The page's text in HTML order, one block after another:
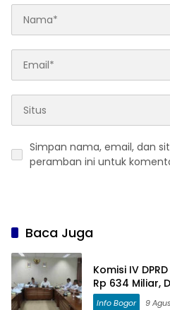
Simpan nama, email, dan
peramban ini untuk
Baca Juga
Komisi IV
Rp 634 Miliar,
Info Bogor 9